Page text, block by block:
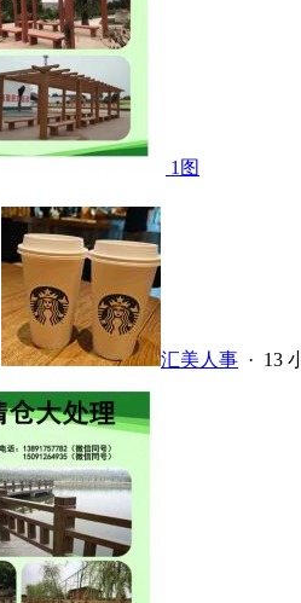
1图
汇美人事 · 13